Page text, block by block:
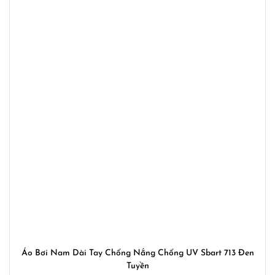
Áo Bơi Nam Dài Tay Chống Nắng Chống UV Sbart 713 Đen
Tuyền